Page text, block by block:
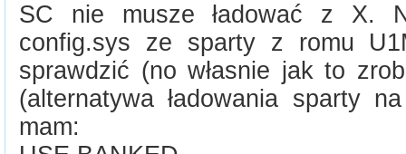
SC nie musze ładować z X.
config.sys ze sparty z romu
sprawdzić (no własnie jak to
(alternatywa ładowania sparty
mam: